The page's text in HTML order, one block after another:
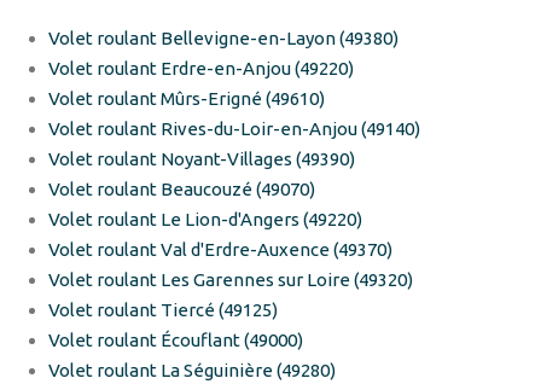
Volet roulant Bellevigne-en-Layon (49380)
Volet roulant Erdre-en-Anjou (49220)
Volet roulant Mûrs-Erigné (49610)
Volet roulant Rives-du-Loir-en-Anjou (49140)
Volet roulant Noyant-Villages (49390)
Volet roulant Beaucouzé (49070)
Volet roulant Le Lion-d'Angers (49220)
Volet roulant Val d'Erdre-Auxence (49370)
Volet roulant Les Garennes sur Loire (49320)
Volet roulant Tiercé (49125)
Volet roulant Écouflant (49000)
Volet roulant La Séguinière (49280)